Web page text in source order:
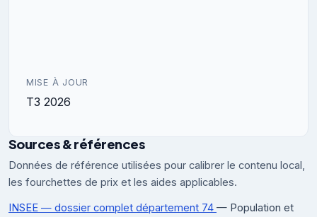
MISE À JOUR
T3 2026
Sources & références
Données de référence utilisées pour calibrer le contenu local,
les fourchettes de prix et les aides applicables.
INSEE — dossier complet département 74 — Population et